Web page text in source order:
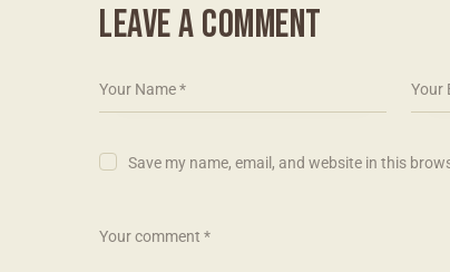
LEAVE A COMMENT
Save my name, email, and website in this